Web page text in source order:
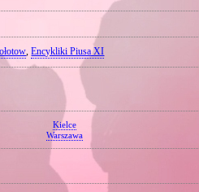
,Encykliki Piusa XI
Kielce
Warszawa